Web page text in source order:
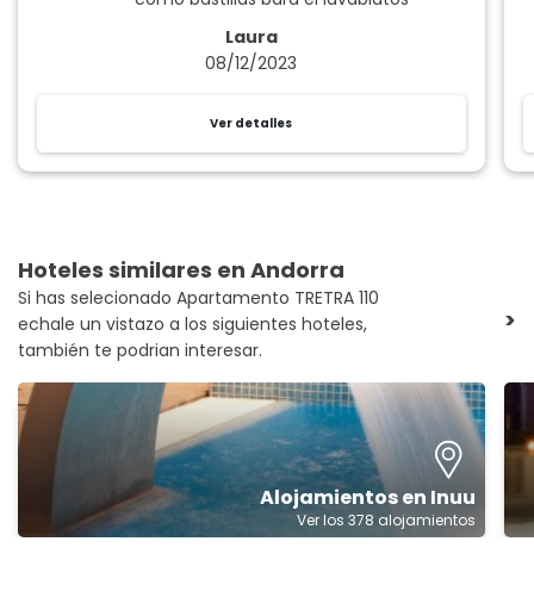
Laura
08/12/2023
(habiendo pagado un suplemento
para limpieza), el apartamento
además olía mal en general y las
del apartamento fueron nefastas,
estuvimos media hora intentando
encontrar la recepción.
Ver detalles
Hoteles similares en Andorra
Si has selecionado Apartamento TRETRA 110
echale un vistazo a los siguientes hoteles,
también te podrian interesar.
>
Alojamientos en Inuu
Ver los 378 alojamientos